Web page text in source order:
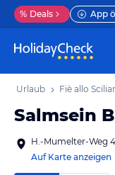
% Deals App
Urlaub Fiè allo
Salmsein
H.-Mumelter-Weg
Auf Karte anzeigen